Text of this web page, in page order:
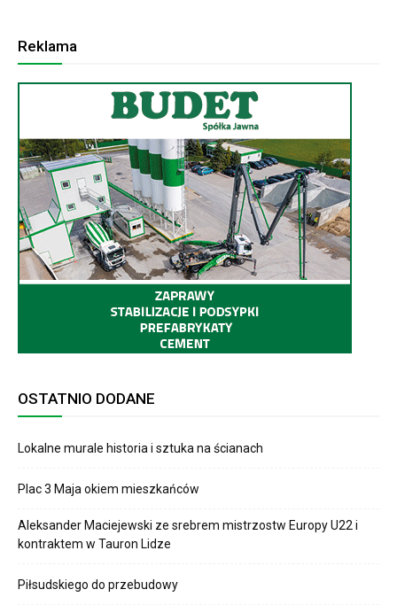
Reklama
OSTATNIO DODANE
Lokalne murale historia i sztuka na ścianach
Plac 3 Maja okiem mieszkańców
Aleksander Maciejewski ze srebrem mistrzostw Europy U22 i
kontraktem w Tauron Lidze
Piłsudskiego do przebudowy